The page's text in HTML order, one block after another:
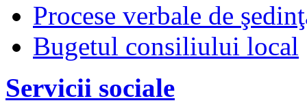
Procese verbale de
Bugetul consiliului local
Servicii sociale